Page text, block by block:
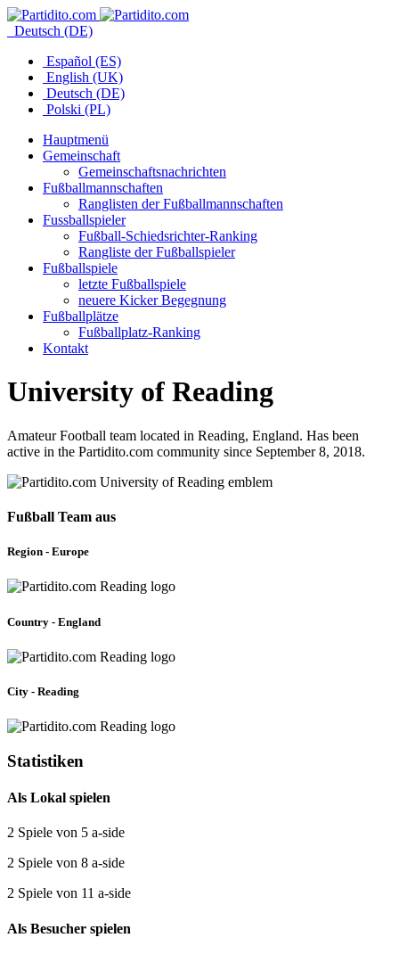
Deutsch (DE)
Español (ES)
English (UK)
Deutsch (DE)
Polski (PL)
Hauptmenü
Gemeinschaft
Gemeinschaftsnachrichten
Fußballmannschaften
Ranglisten der Fußballmannschaften
Fussballspieler
Fußball-Schiedsrichter-Ranking
Rangliste der Fußballspieler
Fußballspiele
letzte Fußballspiele
neuere Kicker Begegnung
Fußballplätze
Fußballplatz-Ranking
Kontakt
University of Reading
Amateur Football team located in Reading, England. Has been
active in the Partidito.com community since September 8, 2018.
Fußball Team aus
Region - Europe
Country - England
City - Reading
Statistiken
Als Lokal spielen
2 Spiele von 5 a-side
2 Spiele von 8 a-side
2 Spiele von 11 a-side
Als Besucher spielen